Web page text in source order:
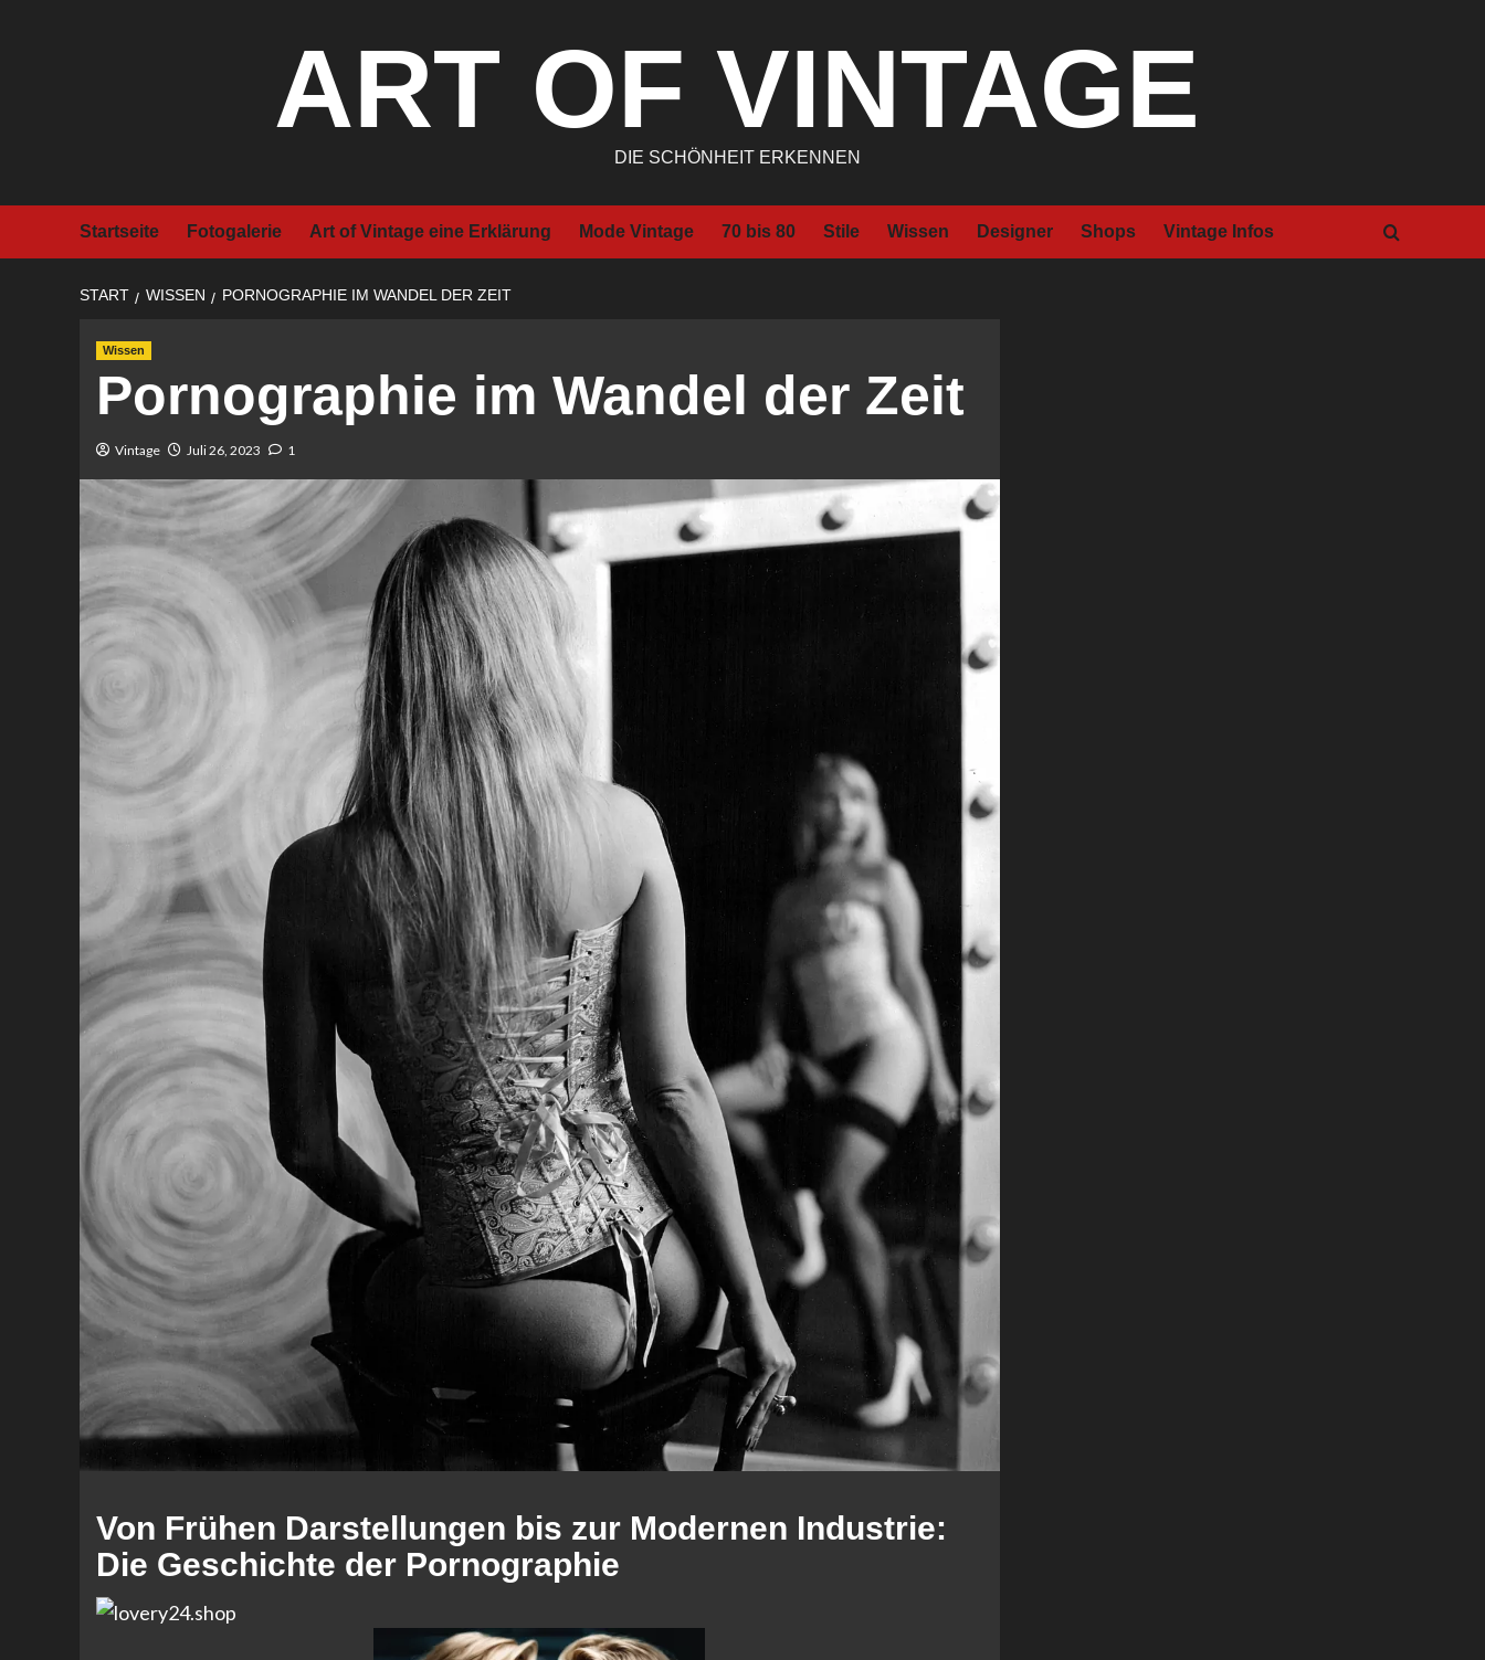
ART OF VINTAGE
DIE SCHÖNHEIT ERKENNEN
Startseite Fotogalerie Art of Vintage eine Erklärung Mode Vintage 70 bis 80 Stile Wissen Designer Shops Vintage Infos
START WISSEN PORNOGRAPHIE IM WANDEL DER ZEIT
Wissen
Pornographie im Wandel der Zeit
Vintage Juli 26, 2023 1
Von Frühen Darstellungen bis zur Modernen Industrie:
Die Geschichte der Pornographie